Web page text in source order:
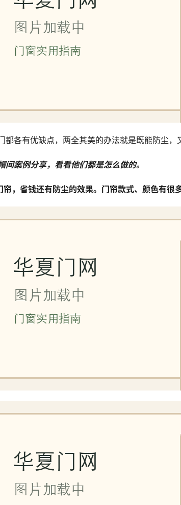
都各有优缺点，两全其美的办法就是既能防尘，
间案例分享，看看他们都是怎么做的。
帘，省钱还有防尘的效果。门帘款式、颜色有很